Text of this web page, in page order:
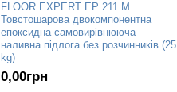
FLOOR EXPERT EP 211 M
Товстошарова двокомпонентна
епоксидна самовирівнююча
наливна підлога без розчинників (25
kg)
0,00грн